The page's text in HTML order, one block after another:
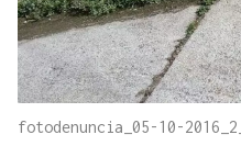
fotodenuncia_05-10-